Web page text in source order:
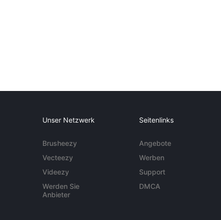
Unser Netzwerk
Brusheezy
Vecteezy
Videezy
Werden Sie
Anbieter
Seitenlinks
Angebote
Werben
Support
DMCA